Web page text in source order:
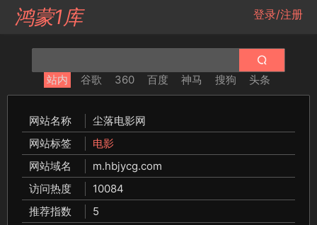
鸿蒙1库 登录/注册
站内 谷歌 360 百度 神马 搜狗 头条
网站名称
尘落电影网
网站标签
电影
网站域名
m.hbjycg.com
访问热度
10084
推荐指数
5